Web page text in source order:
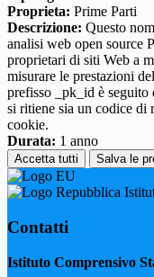
Proprieta: Prime Parti
Descrizione: Questo
analisi web open source
proprietari di siti Web a
misurare le prestazioni
prefisso _pk_id è seguito
si ritiene sia un codice di
cookie.
Durata: 1 anno
Accetta tutti Salva le
Contatti
Istituto Comprensivo